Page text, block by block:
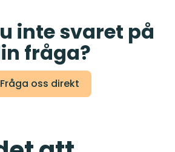
inte svaret på
fråga?
Fråga oss direkt